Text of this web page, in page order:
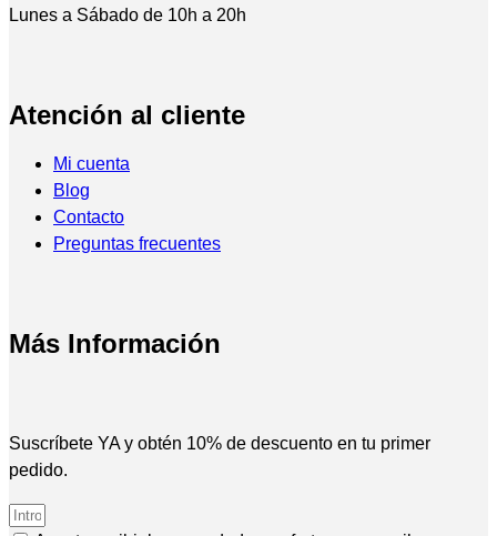
Lunes a Sábado de 10h a 20h
Atención al cliente
Mi cuenta
Blog
Contacto
Preguntas frecuentes
Más Información
Suscríbete YA y obtén 10% de descuento en tu primer
pedido.